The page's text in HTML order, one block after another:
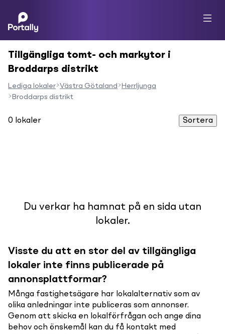
Tillgängliga tomt- och markytor i
Broddarps distrikt
Lediga lokaler Västra Götaland
Herrljunga
Broddarps distrikt
0 lokaler Sortera
Du verkar ha hamnat på en sida utan
lokaler.
Visste du att en stor del av tillgängliga
lokaler inte finns publicerade på
annonsplattformar?
Många fastighetsägare har lokalalternativ som av
olika anledningar inte publiceras som annonser.
Genom att skicka en lokalförfrågan och ange dina
behov och önskemål kan du få kontakt med